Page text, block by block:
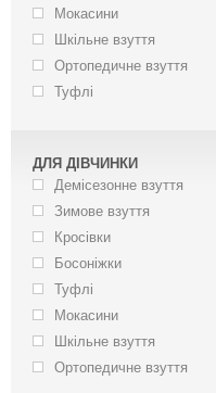
Мокасини
Шкільне взуття
Ортопедичне взуття
Туфлі
ДЛЯ ДІВЧИНКИ
Демісезонне взуття
Зимове взуття
Кросівки
Босоніжки
Туфлі
Мокасини
Шкільне взуття
Ортопедичне взуття